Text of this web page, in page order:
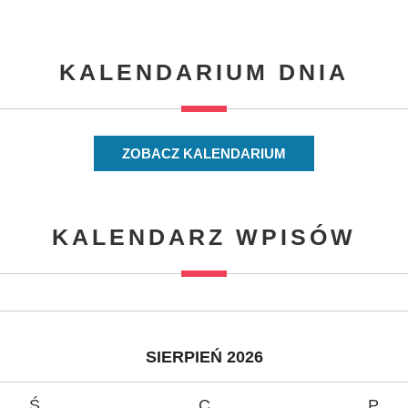
KALENDARIUM DNIA
ZOBACZ KALENDARIUM
KALENDARZ WPISÓW
SIERPIEŃ 2026